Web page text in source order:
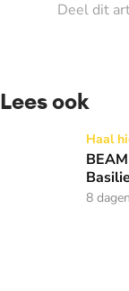
Deel dit
Lees ook
BEAM x WAY:Haal
8